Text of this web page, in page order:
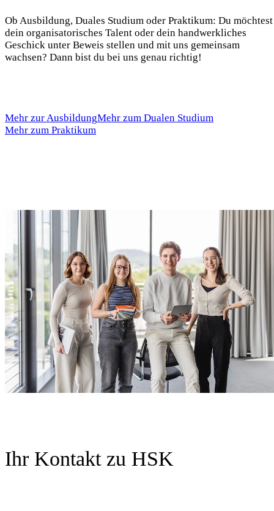
Ob Ausbildung, Duales Studium oder Praktikum: Du möchtest
dein organisatorisches Talent oder dein handwerkliches
Geschick unter Beweis stellen und mit uns gemeinsam
wachsen? Dann bist du bei uns genau richtig!
Mehr zur AusbildungMehr zum Dualen Studium
Mehr zum Praktikum
Ihr Kontakt zu HSK